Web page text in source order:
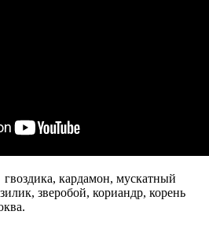
кардамон, мускатный
зверобой, кориандр, корень